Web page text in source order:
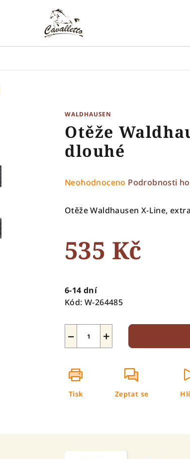
WALDHAUSEN
Otěže
dlouhé
Průměrné
produktu
z
5
Neohodnoceno Podrobnosti
Otěže Waldhausen X-Line,
535 Kč
cena:
6-14 dní
Kód: W-264485
+
−
Tisk Zeptat se